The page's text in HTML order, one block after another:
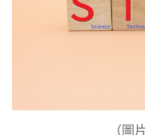
（圖